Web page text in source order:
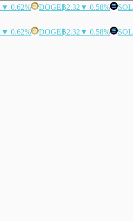
▼ 0.62% DOGE฿2.32 ▼ 0.58% SOL
▼ 0.62% DOGE฿2.32 ▼ 0.58% SOL